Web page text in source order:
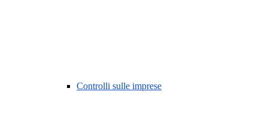
Controlli sulle imprese